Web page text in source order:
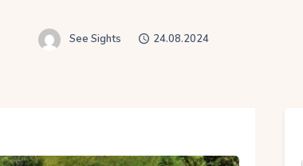
See Sights 24.08.2024